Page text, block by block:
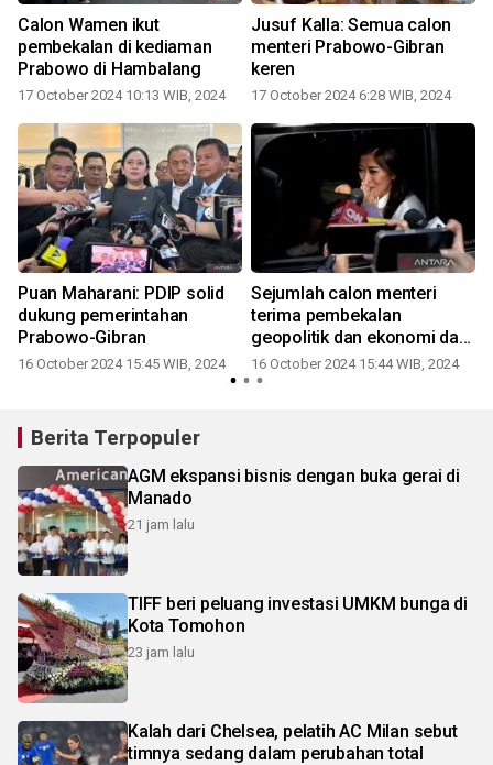
Calon Wamen ikut
pembekalan di kediaman
Prabowo di Hambalang
17 October 2024 10:13 WIB, 2024
Jusuf Kalla: Semua calon
menteri Prabowo-Gibran
keren
17 October 2024 6:28 WIB, 2024
Puan Maharani: PDIP solid
dukung pemerintahan
Prabowo-Gibran
16 October 2024 15:45 WIB, 2024
Sejumlah calon menteri
terima pembekalan
geopolitik dan ekonomi dari
pakar luar negeri
16 October 2024 15:44 WIB, 2024
Berita Terpopuler
AGM ekspansi bisnis dengan buka gerai di
Manado
21 jam lalu
TIFF beri peluang investasi UMKM bunga di
Kota Tomohon
23 jam lalu
Kalah dari Chelsea, pelatih AC Milan sebut
timnya sedang dalam perubahan total